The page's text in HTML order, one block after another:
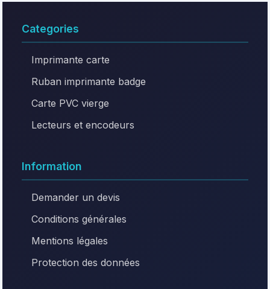
Categories
Imprimante carte
Ruban imprimante badge
Carte PVC vierge
Lecteurs et encodeurs
Information
Demander un devis
Conditions générales
Mentions légales
Protection des données